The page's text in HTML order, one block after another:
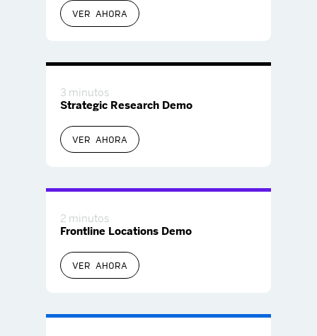
VER AHORA
3 minutos
Strategic Research Demo
VER AHORA
2 minutos
Frontline Locations Demo
VER AHORA